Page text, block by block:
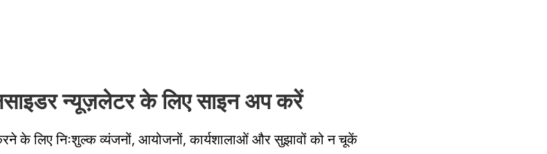
न्यूज़लेटर के लिए साइन अप करें!
के लिए निःशुल्क व्यंजनों, आयोजनों, कार्यशालाओं और सुझावों को न चूकें!